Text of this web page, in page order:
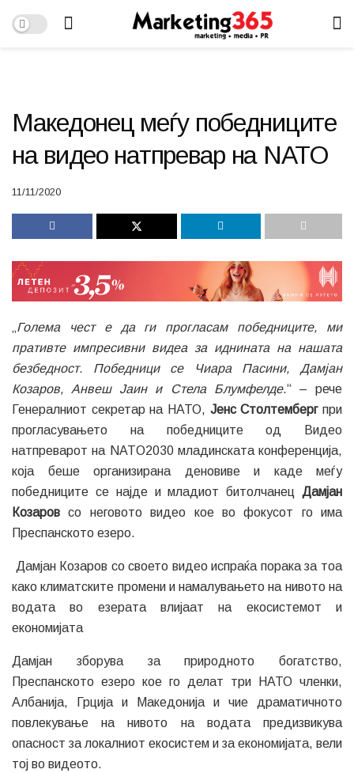
Македонец меѓу победниците
на видео натпревар на NATO
11/11/2020
„Голема чест е да ги прогласам победниците, ми
пративте импресивни видеа за иднината на нашата
безбедност. Победници се Чиара Пасини, Дамјан
Козаров, Анвеш Јаин и Стела Блумфелде.“ – рече
Генералниот секретар на НАТО, Јенс Столтембергпри
прогласувањето на победниците од Видео
натпреварот на NATO2030 младинската конференција,
која беше организирана деновиве и каде меѓу
победниците се најде и младиот битолчанец Дамјан
Козаров со неговото видео кое во фокусот го има
Преспанското езеро.
Дамјан Козаров со своето видео испраќа порака за тоа
како климатските промени и намалувањето на нивото на
водата во езерата влијаат на екосистемот и
економијата
Дамјан зборува за природното богатство,
Преспанското езеро кое го делат три НАТО членки,
Албанија, Грција и Македонија и чие драматичното
повлекување на нивото на водата предизвикува
опасност за локалниот екосистем и за економијата, вели
тој во видеото.